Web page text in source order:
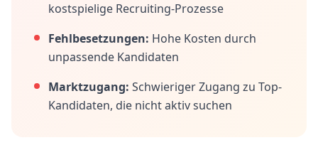
kostspielige Recruiting-Prozesse
Fehlbesetzungen: Hohe Kosten durch
unpassende Kandidaten
Marktzugang: Schwieriger Zugang zu Top-
Kandidaten, die nicht aktiv suchen